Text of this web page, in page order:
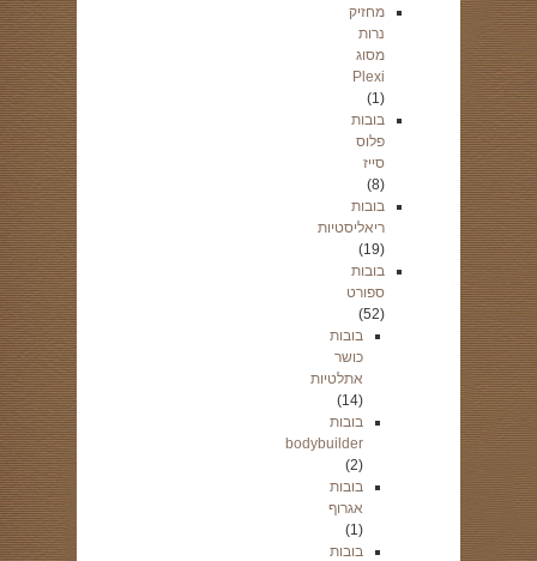
מחזיק
נרות
מסוג
Plexi
(1)
בובות
פלוס
סייז
(8)
בובות
ריאליסטיות
(19)
בובות
ספורט
(52)
בובות
כושר
אתלטיות
(14)
בובות
bodybuilder
(2)
בובות
אגרוף
(1)
בובות